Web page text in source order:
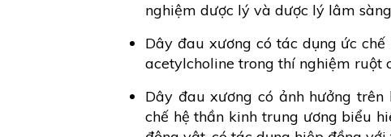
nghiệm dược lý và dược lý lâm
Dây đau xương có tác dụng ức
acetylcholine trong thí nghiệm ruột
Dây đau xương có ảnh hưởng
chế hệ thần kinh trung ương biểu